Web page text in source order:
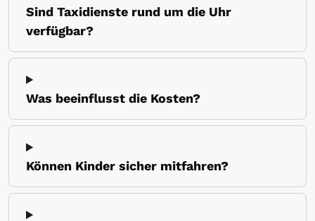
Sind Taxidienste rund um die Uhr
verfügbar?
Was beeinflusst die Kosten?
Können Kinder sicher mitfahren?